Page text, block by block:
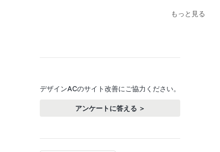
もっと見る
デザインACのサイト改善にご協力ください。
アンケートに答える ＞